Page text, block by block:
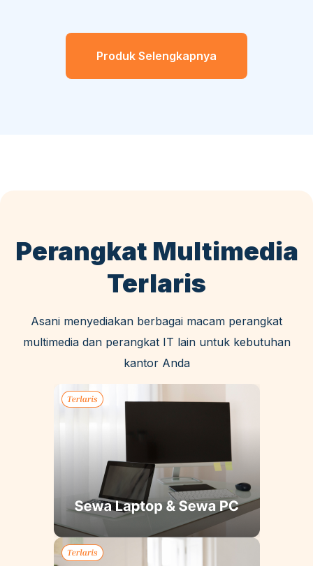
Produk Selengkapnya
Perangkat Multimedia
Terlaris
Asani menyediakan berbagai macam perangkat
multimedia dan perangkat IT lain untuk kebutuhan
kantor Anda